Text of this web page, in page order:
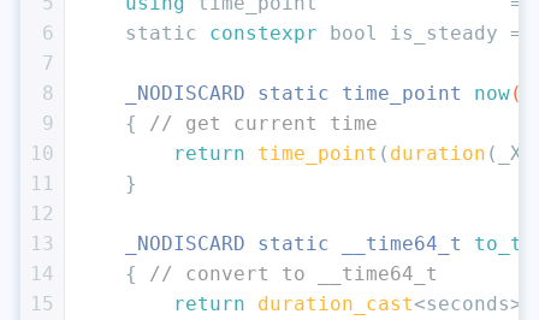
6
7
8
9
10
11
12
13
14
15
static
constexpr bool is_steady =
_NODISCARD static time_point now()
{
// get current time
return
time_point ( duration
    }
_NODISCARD static __time64_t
{
// convert to __time64_t
return
duration_cast